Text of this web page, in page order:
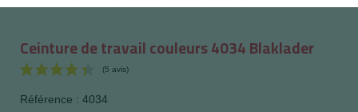
Ceinture de travail couleurs 4034 Blaklader
Référence : 4034